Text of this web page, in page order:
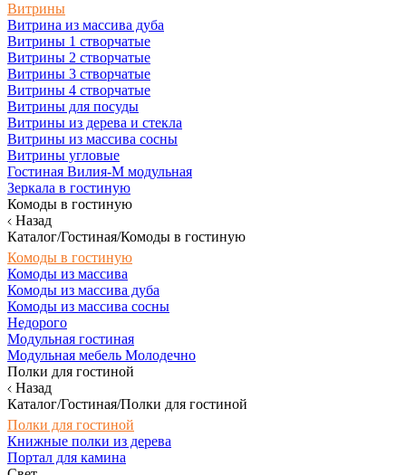
Витрины
Витрина из массива дуба
Витрины 1 створчатые
Витрины 2 створчатые
Витрины 3 створчатые
Витрины 4 створчатые
Витрины для посуды
Витрины из дерева и стекла
Витрины из массива сосны
Витрины угловые
Гостиная Вилия-М модульная
Зеркала в гостиную
Комоды в гостиную
Назад
Каталог/Гостиная/Комоды в гостиную
Комоды в гостиную
Комоды из массива
Комоды из массива дуба
Комоды из массива сосны
Недорого
Модульная гостиная
Модульная мебель Молодечно
Полки для гостиной
Назад
Каталог/Гостиная/Полки для гостиной
Полки для гостиной
Книжные полки из дерева
Портал для камина